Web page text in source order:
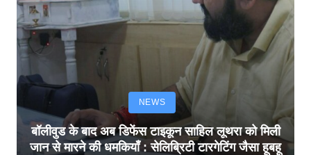
NEWS
बॉलीवुड के बाद अब डिफेंस टाइकून साहिल लूथरा को मिली
जान से मारने की धमकियाँ : सेलिब्रिटी टारगेटिंग जैसा हूबहू